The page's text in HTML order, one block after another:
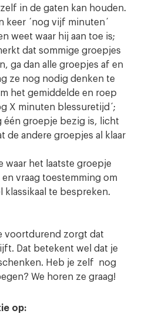
in de gaten kan houden.
keer ´nog vijf minuten´
weet waar hij aan toe is;
dat sommige groepjes
ga dan alle groepjes af en
ze nog nodig denken te
het gemiddelde en roep
X minuten blessuretijd´;
één groepje bezig is, licht
de andere groepjes al klaar
waar het laatste groepje
vraag toestemming om
klassikaal te bespreken.
voortdurend zorgt dat
Dat betekent wel dat je
Heb je zelf nog
We horen ze graag!
op: